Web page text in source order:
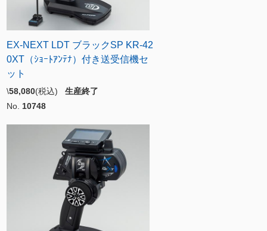
EX-NEXT LDT ブラックSP KR-42
0XT（ｼｮｰﾄｱﾝﾃﾅ）付き送受信機セ
ット
\58,080(税込) 生産終了
No. 10748